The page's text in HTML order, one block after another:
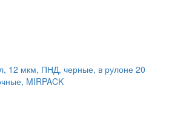
12 мкм, ПНД, черные, в рулоне 20
MIRPACK